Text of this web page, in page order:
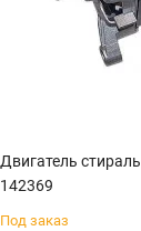
Двигатель
142369
Под заказ